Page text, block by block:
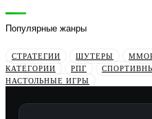
Популярные жанры
СТРАТЕГИИ ШУТЕРЫ
КАТЕГОРИИ
РПГ
НАСТОЛЬНЫЕ ИГРЫ